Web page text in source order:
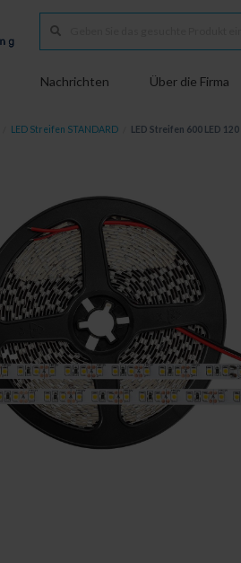
Nachrichten Über die Firma
LED Streifen STANDARD LED Streifen 600 LED